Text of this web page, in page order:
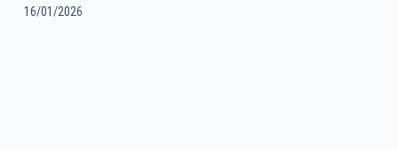
16/01/2026